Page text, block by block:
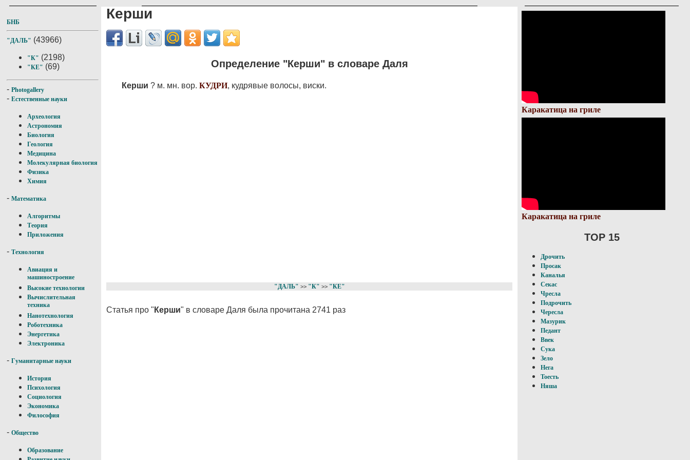
БНБ
"ДАЛЬ" (43966)
"К" (2198)
"КЕ" (69)
- Photogallery
- Естественные науки
Археология
Астрономия
Биология
Геология
Медицина
Молекулярная биология
Физика
Химия
- Математика
Алгоритмы
Теория
Приложения
- Технология
Авиация и
машиностроение
Высокие технологии
Вычислительная
техника
Нанотехнология
Роботехника
Энергетика
Электроника
- Гуманитарные науки
История
Психология
Социология
Экономика
Философия
- Общество
Образование
Керши
Определение "Керши" в словаре Даля
Керши ? м. мн. вор. КУДРИ, кудрявые волосы, виски.
"ДАЛЬ" >> "К" >> "КЕ"
Статья про " Керши" в словаре Даля была прочитана 2741 раз
Каракатица на гриле
Каракатица на гриле
TOP 15
Дрочить
Просак
Каналья
Секас
Чресла
Подрочить
Чересла
Мазурик
Педант
Ввек
Сука
Зело
Нега
Тоесть
Няша